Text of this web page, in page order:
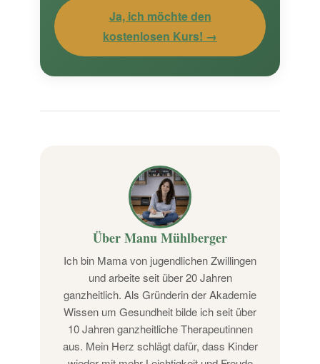
Ja, ich möchte den
kostenlosen Kurs! →
Über Manu Mühlberger
Ich bin Mama von jugendlichen Zwillingen
und arbeite seit über 20 Jahren
ganzheitlich. Als Gründerin der Akademie
Wissen um Gesundheit bilde ich seit über
10 Jahren ganzheitliche Therapeutinnen
aus. Mein Herz schlägt dafür, dass Kinder